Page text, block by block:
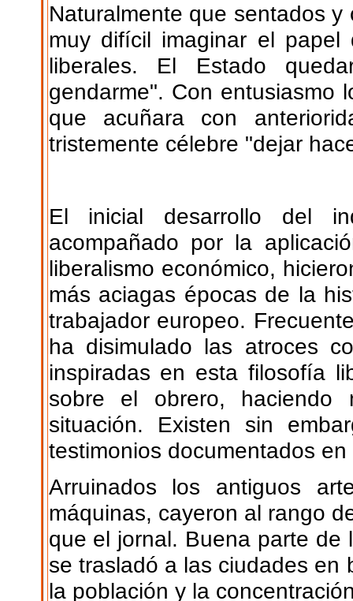
Naturalmente que sentados
muy difícil imaginar el
liberales. El Estado
gendarme". Con entusiasmo
que acuñara con
tristemente célebre "dejar
El inicial desarrollo del
acompañado por la
liberalismo económico,
más aciagas épocas de la
trabajador europeo.
ha disimulado las atroces
inspiradas en esta filosofía
sobre el obrero,
situación. Existen sin
testimonios documentados
Arruinados los antiguos
máquinas, cayeron al rango
que el jornal. Buena parte de
se trasladó a las ciudades en
la población y la